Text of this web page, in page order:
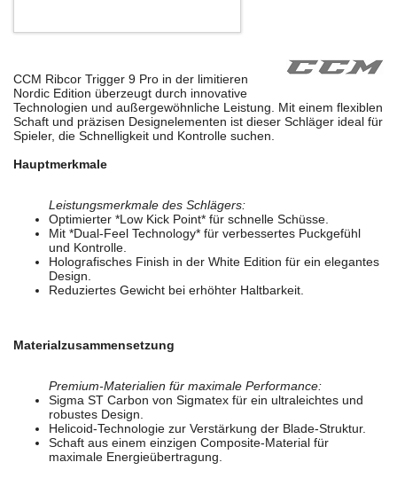
CCM Ribcor Trigger 9 Pro in der limitieren
Nordic Edition überzeugt durch innovative
Technologien und außergewöhnliche Leistung. Mit einem flexiblen
Schaft und präzisen Designelementen ist dieser Schläger ideal für
Spieler, die Schnelligkeit und Kontrolle suchen.
Hauptmerkmale
Leistungsmerkmale des Schlägers:
Optimierter *Low Kick Point* für schnelle Schüsse.
Mit *Dual-Feel Technology* für verbessertes Puckgefühl
und Kontrolle.
Holografisches Finish in der White Edition für ein elegantes
Design.
Reduziertes Gewicht bei erhöhter Haltbarkeit.
Materialzusammensetzung
Premium-Materialien für maximale Performance:
Sigma ST Carbon von Sigmatex für ein ultraleichtes und
robustes Design.
Helicoid-Technologie zur Verstärkung der Blade-Struktur.
Schaft aus einem einzigen Composite-Material für
maximale Energieübertragung.